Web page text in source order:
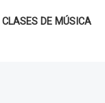
CLASES DE MÚSICA